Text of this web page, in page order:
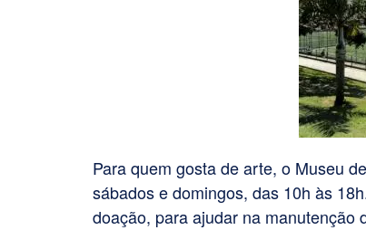
Para quem gosta de arte, o Museu
sábados e domingos, das 10h às
doação, para ajudar na manutenção